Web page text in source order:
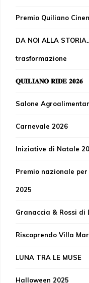
Premio Quiliano
DA NOI ALLA
trasformazione
𝐐𝐔𝐈𝐋𝐈𝐀𝐍𝐎 𝐑𝐈𝐃𝐄 𝟐𝟎𝟐𝟔
Salone
Carnevale 2026
Iniziative di Natale
Premio nazionale per
2025
Granaccia & Rossi di
Riscoprendo Villa
LUNA TRA LE MUSE
Halloween 2025